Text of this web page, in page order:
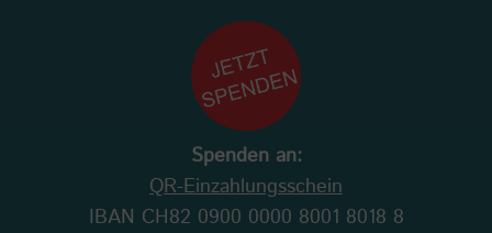
Spenden an:
QR-Einzahlungsschein
IBAN CH82 0900 0000 8001 8018 8